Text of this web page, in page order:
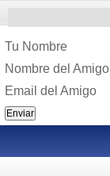
Tu Nombre
Nombre del Amigo
Email del Amigo